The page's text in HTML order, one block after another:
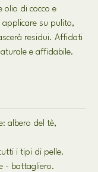
olio di cocco e
applicare su pulito,
residui. Affidati
e affidabile.
albero del tè,
i tipi di pelle.
- battagliero.